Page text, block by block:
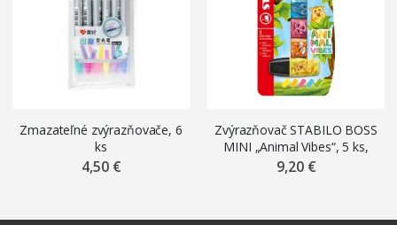
Zmazateľné zvýrazňovače, 6
ks
4,50 €
Zvýrazňovač STABILO BOSS
MINI „Animal Vibes“, 5 ks,
mix farieb
9,20 €